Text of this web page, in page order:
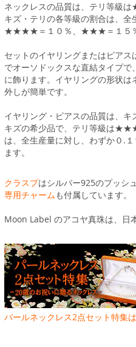
ネックレスの品質は、テリ等級
キズ・テリの各等級の割合は、
★★★★＝１０％、★★★＝１５％
セットのイヤリングまたはピア
でオーソドックスな直結タイプ
に飾ります。イヤリングの形状
外しが簡単です。
イヤリング・ピアスの品質は
キズの希少品で、テリ等級は
は、全生産量に対し、わずか０.
ます。
クラスプはシルバー925のプッシ
専用チャームも付属しています。
Moon Label のアコヤ真珠は、日
パールネックレス2点セット特集